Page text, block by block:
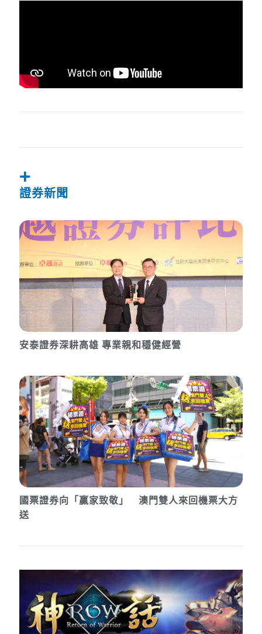
證券新聞
安泰證券深耕高雄 專業親和穩健經營
國票證券向「贏家致敬」 澳門雙人來回機票大方
送